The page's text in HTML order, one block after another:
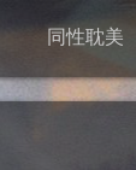
同性耽美